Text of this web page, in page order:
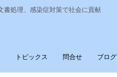
書処理、感染症対策で社会に貢献
トピックス 問合せ ブログ